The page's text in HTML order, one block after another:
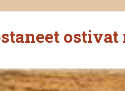
ostivat